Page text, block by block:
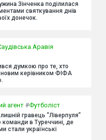
Зінченка поділилася
святкування днів
донечок.
Аравія
думкою про те, хто
новим керівником ФІФА
агент#Футболіст
гравець "Ліверпуля"
в Туреччині, де
стали українські